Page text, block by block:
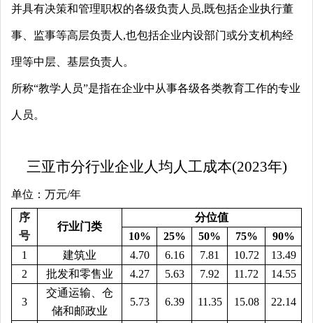
并具有决策和管理职权的各级负责人员,既包括企业执行董
事、监事等高层负责人,也包括企业内设部门或分支机构经
理等中层、基层负责人。
所称“教学人员”是指在企业中从事各级各类教育工作的专业
人员。
三亚市分行业企业人均人工成本(2023年)
单位： 万元/年
序
号
行业门类
分位值
10%
25% 50% 75%
90%
1
建筑业 4.70 6.16 7.81 10.72
13.49
2
批发和零售业 4.27 5.63 7.92 11.72 14.55
3
交通运输、仓
储和邮政业
5.73 6.39 11.35 15.08 22.14